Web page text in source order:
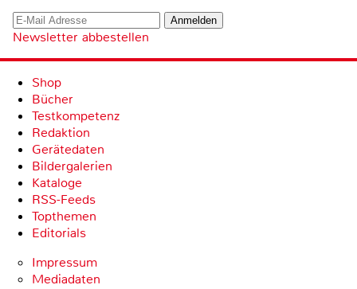
Newsletter abbestellen
Shop
Bücher
Testkompetenz
Redaktion
Gerätedaten
Bildergalerien
Kataloge
RSS-Feeds
Topthemen
Editorials
Impressum
Mediadaten